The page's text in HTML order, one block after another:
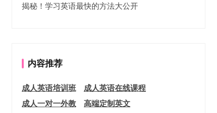
揭秘！学习英语最快的方法大公开
内容推荐
成人英语培训班
成人英语在线课程
成人一对一外教
高端定制英文